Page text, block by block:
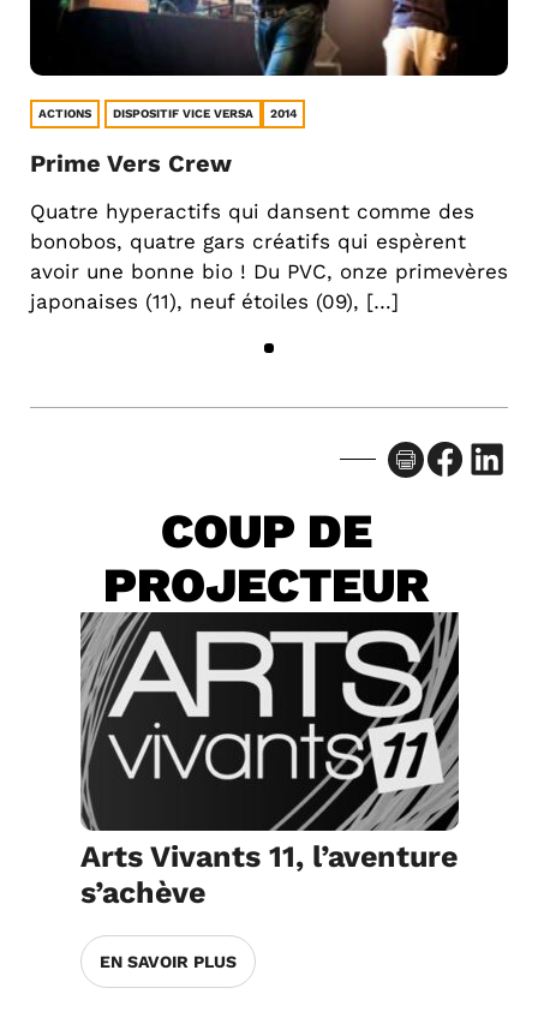
ACTIONS DISPOSITIF VICE VERSA 2014
Prime Vers Crew
Quatre hyperactifs qui dansent comme des
bonobos, quatre gars créatifs qui espèrent
avoir une bonne bio ! Du PVC, onze primevères
japonaises (11), neuf étoiles (09), […]
Facebook LinkedIn
COUP DE
PROJECTEUR
Arts Vivants 11, l’aventure
s’achève
EN SAVOIR PLUS